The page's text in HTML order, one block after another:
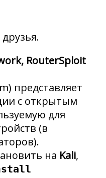
RouterSploit
представляет
с открытым
для
(в
на Kali,